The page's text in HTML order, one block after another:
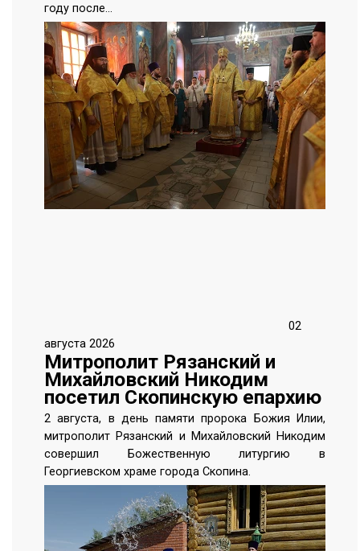
году после…
02
августа 2026
Митрополит Рязанский и
Михайловский Никодим
посетил Скопинскую епархию
2 августа, в день памяти пророка Божия Илии,
митрополит Рязанский и Михайловский Никодим
совершил Божественную литургию в
Георгиевском храме города Скопина.